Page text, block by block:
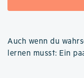
Auch wenn du
lernen musst: Ein